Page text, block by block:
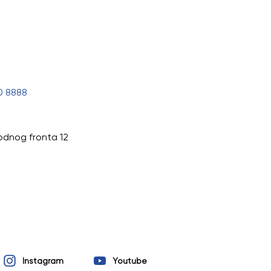
8888
fronta 12
Instagram Youtube